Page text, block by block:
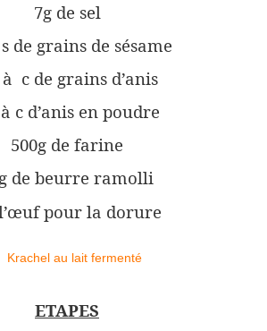
7g de sel
de grains de sésame
à c de grains d’anis
c d’anis en poudre
500g de farine
de beurre ramolli
pour la dorure
ETAPES